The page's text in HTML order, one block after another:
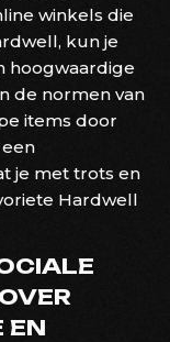
winkels die
kun je
hoogwaardige
de normen van
items door
je met trots en
Hardwell
EN